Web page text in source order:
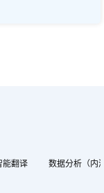
能翻译 数据分析（内